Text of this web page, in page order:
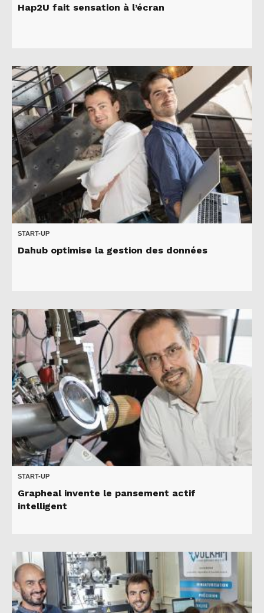
Hap2U fait sensation à l’écran
START-UP
Dahub optimise la gestion des données
START-UP
Grapheal invente le pansement actif
intelligent